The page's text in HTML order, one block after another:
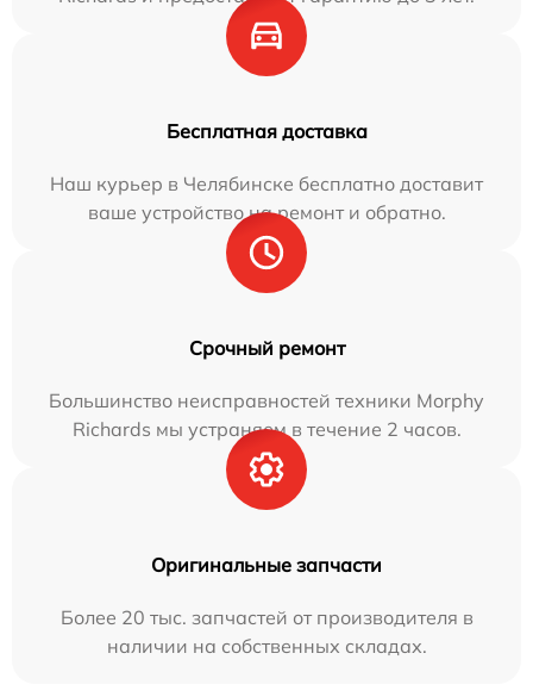
Бесплатная доставка
Наш курьер в Челябинске бесплатно доставит
ваше устройство на ремонт и обратно.
Срочный ремонт
Большинство неисправностей техники Morphy
Richards мы устраняем в течение 2 часов.
Оригинальные запчасти
Более 20 тыс. запчастей от производителя в
наличии на собственных складах.